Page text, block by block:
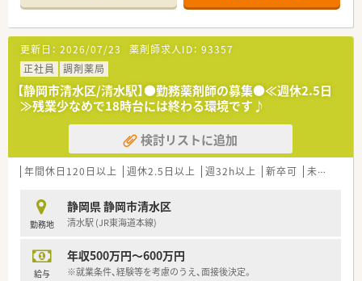
更新日： 2026/07/23 薬剤師求人ID： 93357
正社員
調剤薬局
【静岡市清水区/清水駅】●勤務薬剤師の募集●≪週休2.5日
≫残業少なめで18時台には終わる環境です♪
検討リストに追加
年間休日120日以上 週休2.5日以上 週32h以上 新卒可 未経験可
勤務地
静岡県 静岡市清水区
清水駅 (JR東海道本線)
給与
年収500万円～600万円
※就業条件、経験等を考慮のうえ、面接後決定。